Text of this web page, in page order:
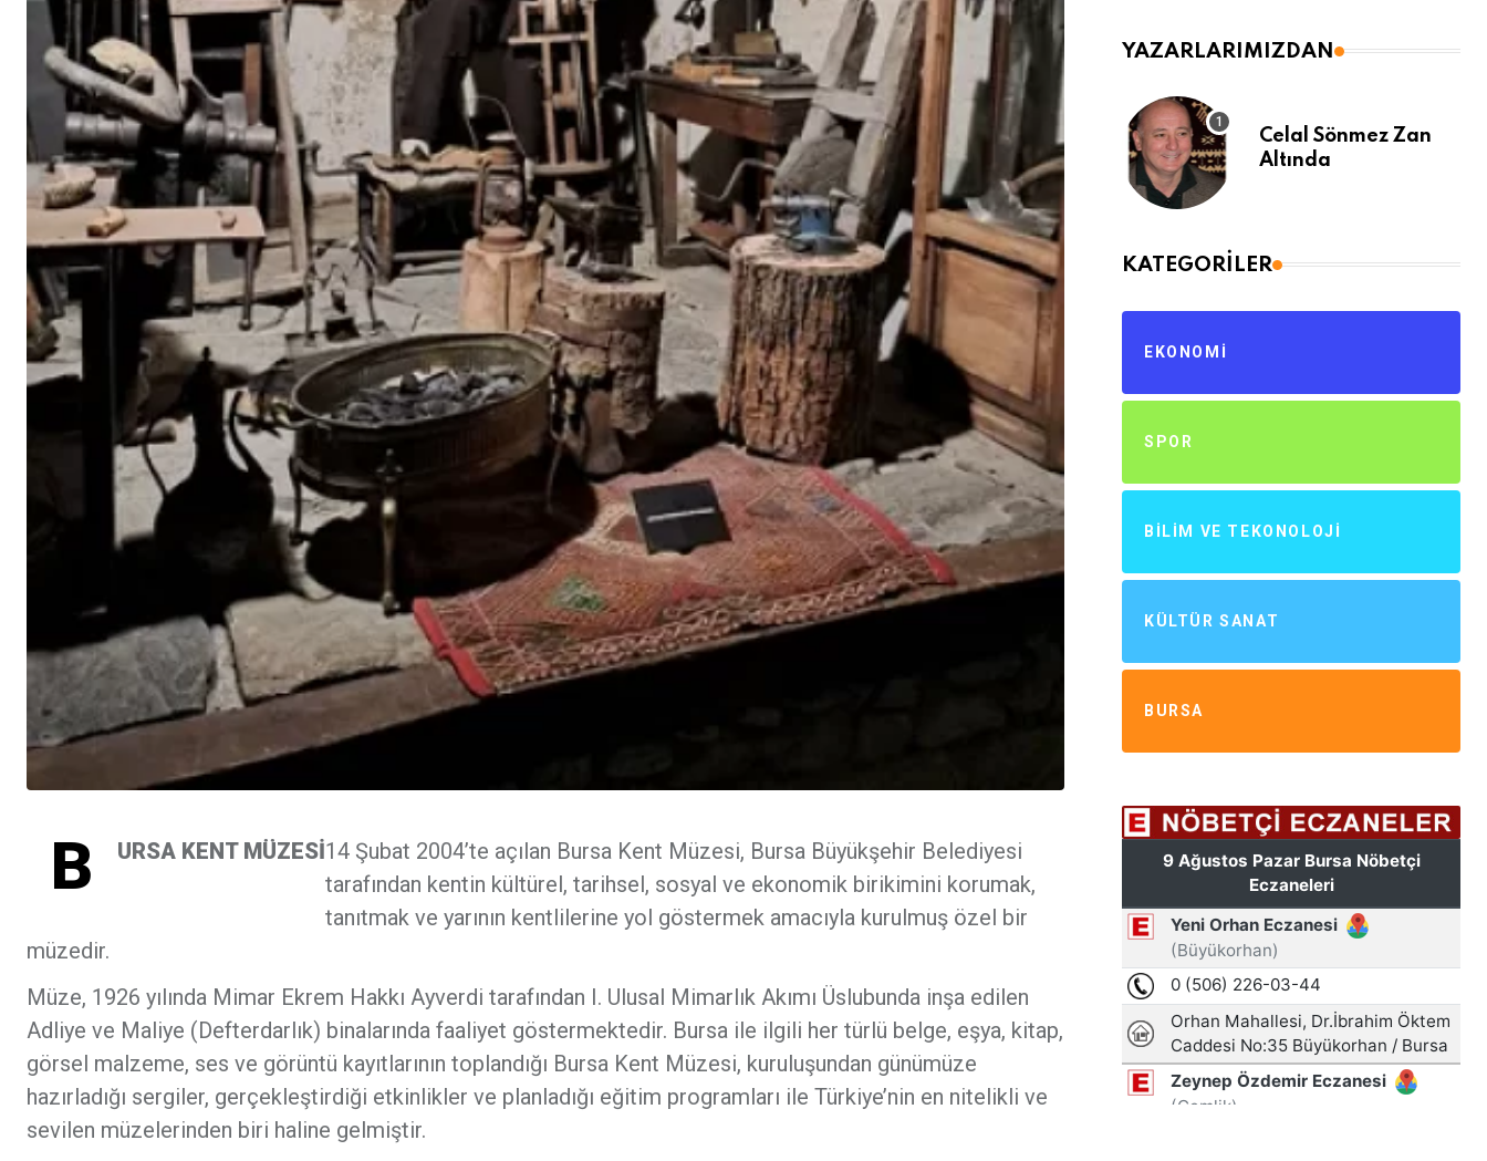
B URSA KENT MÜZESİ14 Şubat 2004’te açılan Bursa Kent Müzesi, Bursa Büyükşehir Belediyesi
tarafından kentin kültürel, tarihsel, sosyal ve ekonomik birikimini korumak,
tanıtmak ve yarının kentlilerine yol göstermek amacıyla kurulmuş özel bir
müzedir.
Müze, 1926 yılında Mimar Ekrem Hakkı Ayverdi tarafından I. Ulusal Mimarlık Akımı Üslubunda inşa edilen
Adliye ve Maliye (Defterdarlık) binalarında faaliyet göstermektedir. Bursa ile ilgili her türlü belge, eşya, kitap,
görsel malzeme, ses ve görüntü kayıtlarının toplandığı Bursa Kent Müzesi, kuruluşundan günümüze
hazırladığı sergiler, gerçekleştirdiği etkinlikler ve planladığı eğitim programları ile Türkiye’nin en nitelikli ve
sevilen müzelerinden biri haline gelmiştir.
YAZARLARIMIZDAN
Celal Sönmez Zan
Altında
KATEGORILER
EKONOMI
SPOR
BILIM VE TEKONOLOJI
KÜLTÜR SANAT
BURSA